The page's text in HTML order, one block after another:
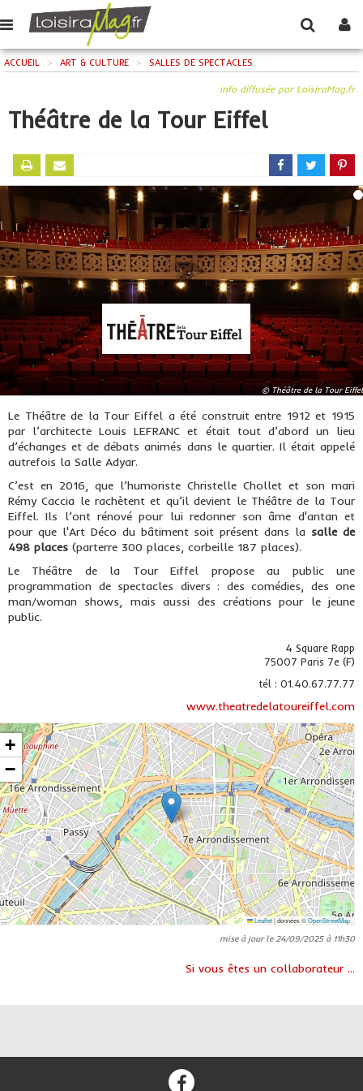
ACCUEIL > ART & CULTURE > SALLES DE SPECTACLES
info diffusée par LoisiraMag.fr
Théâtre de la Tour Eiffel
© Théâtre de la Tour Eiffel
Le Théâtre de la Tour Eiffel a été construit entre 1912 et 1915
par l’architecte Louis LEFRANC et était tout d’abord un lieu
d’échanges et de débats animés dans le quartier. Il était appelé
autrefois la Salle Adyar.
C’est en 2016, que l’humoriste Christelle Chollet et son mari
Rémy Caccia le rachètent et qu’il devient le Théâtre de la Tour
Eiffel. Ils l’ont rénové pour lui redonner son âme d'antan et
pour que l'Art Déco du bâtiment soit présent dans la salle de
498 places (parterre 300 places, corbeille 187 places).
Le Théâtre de la Tour Eiffel propose au public une
programmation de spectacles divers : des comédies, des one
man/woman shows, mais aussi des créations pour le jeune
public.
4 Square Rapp
75007 Paris 7e (F)
tél : 01.40.67.77.77
www.theatredelatoureiffel.com
+
−
Leaflet|données ©OpenStreetMap
mise à jour le 24/09/2025 à 11h30
Si vous êtes un collaborateur ...